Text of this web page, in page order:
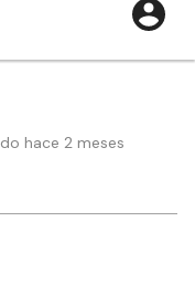
hace 2 meses